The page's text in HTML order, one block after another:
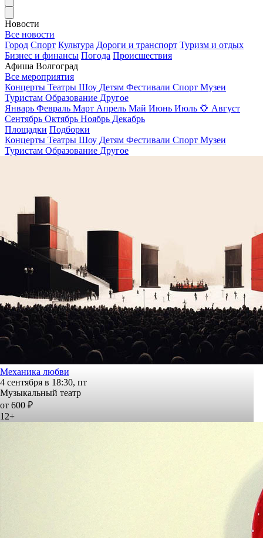
Новости
Все новости
Город Спорт Культура Дороги и транспорт Туризм и отдых
Бизнес и финансы Погода Происшествия
Афиша Волгоград
Все мероприятия
Концерты Театры Шоу Детям Фестивали Спорт Музеи
Туристам Образование Другое
Январь Февраль Март Апрель Май Июнь Июль 🌻 Август
Сентябрь Октябрь Ноябрь Декабрь
Площадки Подборки
Концерты Театры Шоу Детям Фестивали Спорт Музеи
Туристам Образование Другое
Механика любви
4 сентября в 18:30, пт
Музыкальный театр
от 600 ₽
12+